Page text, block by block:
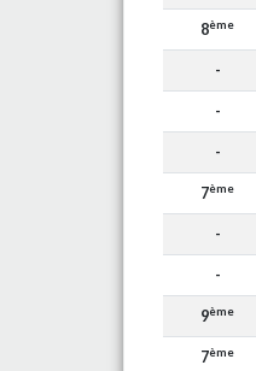
8ème
-
-
-
7ème
-
-
9ème
7ème